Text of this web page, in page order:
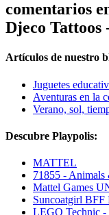
comentarios
Djeco Tattoos
Artículos de nuestro
Juguetes
Aventuras en la
Verano, sol,
Descubre Playpolis:
MATTEL
71855 - Animals
Mattel Games
Suncoatgirl BFF
LEGO Technic -